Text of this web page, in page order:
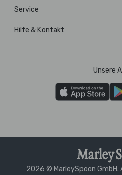
Service
Hilfe & Kontakt
Unsere
2026 © MarleySpoon